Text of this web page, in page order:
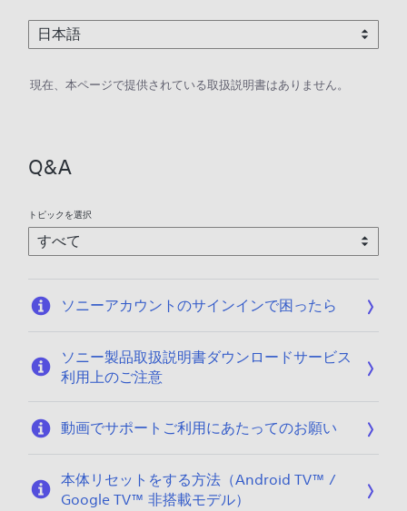
現在、本ページで提供されている取扱説明書はありません。
Q&A
トピックを選択
ソニーアカウントのサインインで困ったら
ソニー製品取扱説明書ダウンロードサービス
利用上のご注意
動画でサポートご利用にあたってのお願い
本体リセットをする方法（Android TV™ /
Google TV™ 非搭載モデル）